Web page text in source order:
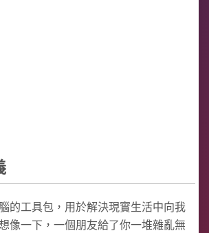
的工具包，用於解決現實生活中向我
像一下，一個朋友給了你一堆雜亂無